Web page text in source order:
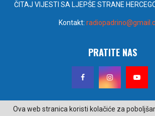
ČITAJ VIJESTI SA LJEPŠE STRANE
Kontakt:
PRATITE NAS
Ova web stranica koristi kolačiće za